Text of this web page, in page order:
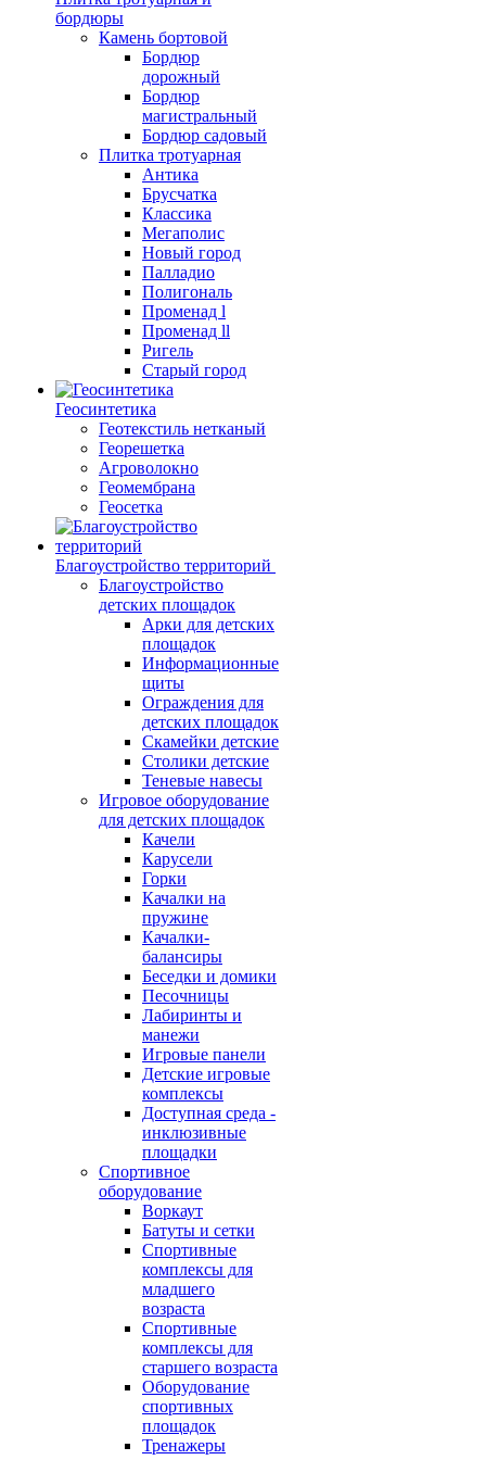
бордюры
Камень бортовой
Бордюр
дорожный
Бордюр
магистральный
Бордюр садовый
Плитка тротуарная
Антика
Брусчатка
Классика
Мегаполис
Новый город
Палладио
Полигональ
Променад l
Променад ll
Ригель
Старый город
Геосинтетика
Геотекстиль нетканый
Георешетка
Агроволокно
Геомембрана
Геосетка
Благоустройство территорий
Благоустройство
детских площадок
Арки для детских
площадок
Информационные
щиты
Ограждения для
детских площадок
Скамейки детские
Столики детские
Теневые навесы
Игровое оборудование
для детских площадок
Качели
Карусели
Горки
Качалки на
пружине
Качалки-
балансиры
Беседки и домики
Песочницы
Лабиринты и
манежи
Игровые панели
Детские игровые
комплексы
Доступная среда -
инклюзивные
площадки
Спортивное
оборудование
Воркаут
Батуты и сетки
Спортивные
комплексы для
младшего
возраста
Спортивные
комплексы для
старшего возраста
Оборудование
спортивных
площадок
Тренажеры